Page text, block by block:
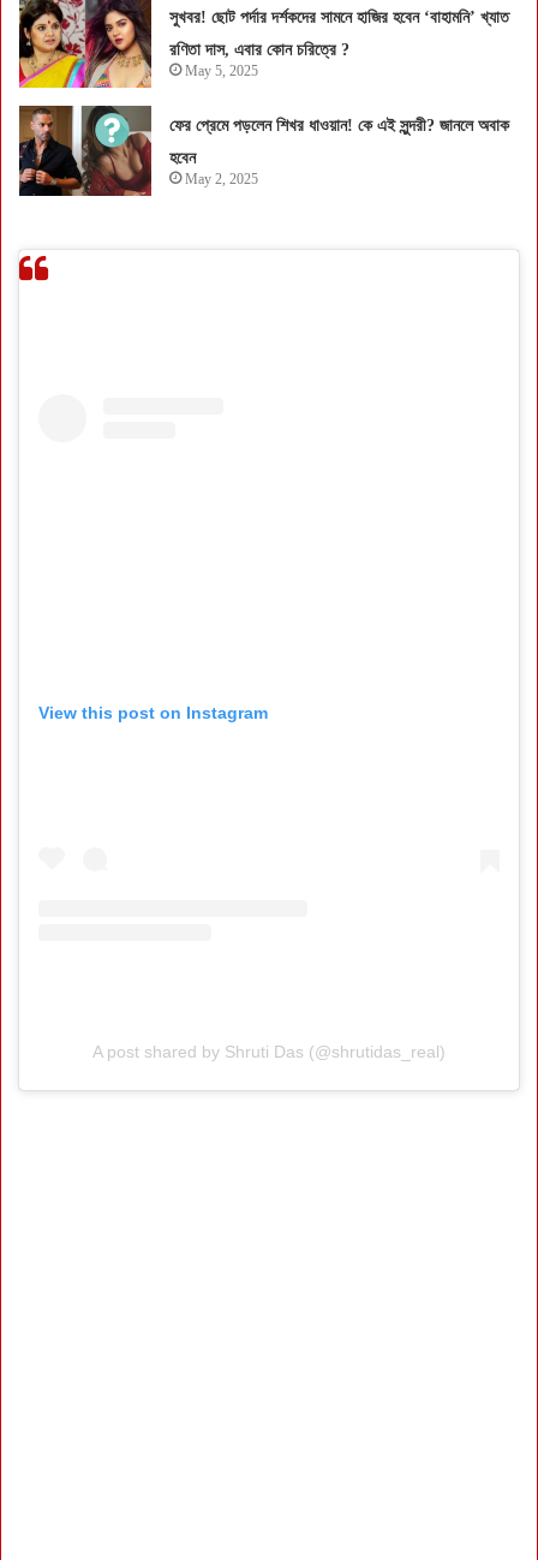
সুখবর! ছোট পর্দার দর্শকদের সামনে হাজির হবেন ‘বাহামনি’ খ্যাত
রণিতা দাস, এবার কোন চরিত্রে ?
May 5, 2025
ফের প্রেমে পড়লেন শিখর ধাওয়ান! কে এই সুন্দরী? জানলে অবাক
হবেন
May 2, 2025
View this post on Instagram
A post shared by Shruti Das (@shrutidas_real)